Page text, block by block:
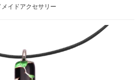
イドアクセサリー